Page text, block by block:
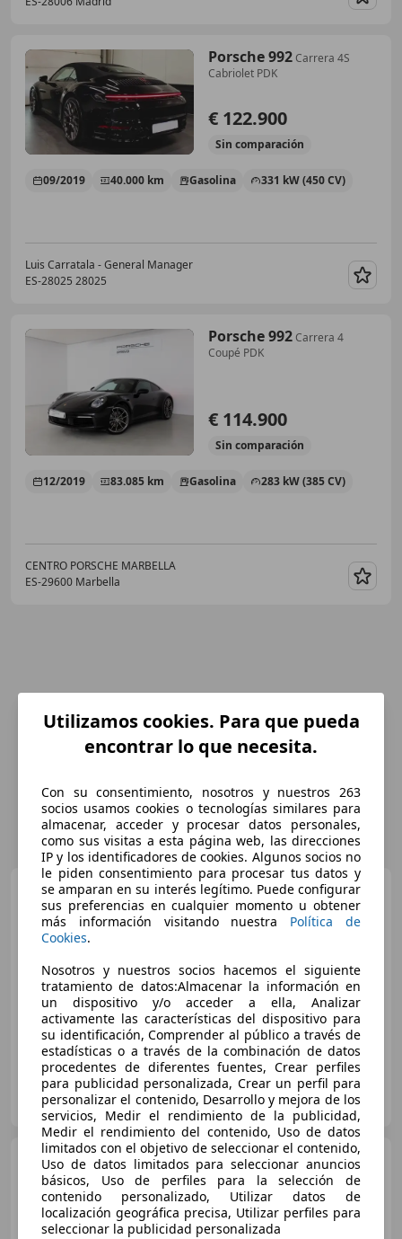
Porsche 992Carrera 4S
Cabriolet PDK
€ 122.900
Sin comparación
09/2019 40.000 km Gasolina 331 kW (450 CV)
Luis Carratala - General Manager
ES-28025 28025
Porsche 992Carrera 4
Coupé PDK
€ 114.900
Sin comparación
12/2019 83.085 km Gasolina 283 kW (385 CV)
CENTRO PORSCHE MARBELLA
ES-29600 Marbella
Porsche 991 Carrera 2 GTS
Coupé PDK
Sin comparación
07/2019 53.900 km Gasolina 331 kW (450 CV)
AUTOGALLERY PREMIUM
ES-28320 PINTO
Porsche 991Carrera 4 S
Coupé PDK
Utilizamos cookies. Para que pueda
encontrar lo que necesita.
Con su consentimiento, nosotros y nuestros 263
socios usamos cookies o tecnologías similares para
almacenar, acceder y procesar datos personales,
como sus visitas a esta página web, las direcciones
IP y los identificadores de cookies. Algunos socios no
le piden consentimiento para procesar tus datos y
se amparan en su interés legítimo. Puede configurar
sus preferencias en cualquier momento u obtener
más información visitando nuestra Política de
Cookies.
Nosotros y nuestros socios hacemos el siguiente
tratamiento de datos:Almacenar la información en
un dispositivo y/o acceder a ella, Analizar
activamente las características del dispositivo para
su identificación, Comprender al público a través de
estadísticas o a través de la combinación de datos
procedentes de diferentes fuentes, Crear perfiles
para publicidad personalizada, Crear un perfil para
personalizar el contenido, Desarrollo y mejora de los
servicios, Medir el rendimiento de la publicidad,
Medir el rendimiento del contenido, Uso de datos
limitados con el objetivo de seleccionar el contenido,
Uso de datos limitados para seleccionar anuncios
básicos, Uso de perfiles para la selección de
contenido personalizado, Utilizar datos de
localización geográfica precisa, Utilizar perfiles para
seleccionar la publicidad personalizada